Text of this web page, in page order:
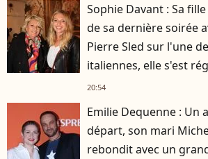
Sophie Davant : Sa
de sa dernière soirée
Pierre Sled sur l'une
italiennes, elle s'est
20:54
Emilie Dequenne : Un
départ, son mari
rebondit avec un